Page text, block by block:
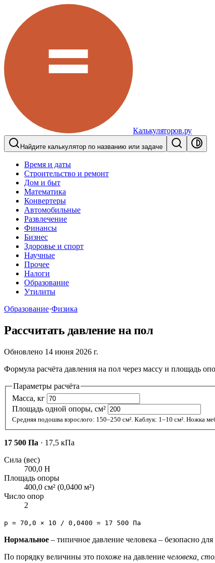
Калькуляторов.ру
Найдите калькулятор по названию или задаче
Время и даты
Строительство и ремонт
Дом и быт
Математика
Конвертеры
Автомобильные
Развлечение
Финансы
Бизнес
Здоровье и спорт
Научные
Прочее
Налоги
Образование
Утилиты
Образование·Физика
Рассчитать давление на пол
Обновлено 14 июня 2026 г.
Формула расчёта давления на пол через массу и площадь
Параметры расчёта
Масса, кг
Площадь одной опоры, см²
Средняя подошва взрослого: 150–250 см². Каблук: 1–10 см². Ножка
17 500 Па · 17,5 кПа
Сила (вес)
700,0 Н
Площадь опоры
400,0 см² (0,0400 м²)
Число опор
2
p = 70,0 × 10 / 0,0400 = 17 500 Па
Нормальное – типичное давление человека – безопасно
По порядку величины это похоже на давление человека,